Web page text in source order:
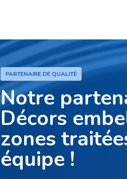
PARTENAIRE DE QUALITÉ
Notre
Décors
zones
équipe !